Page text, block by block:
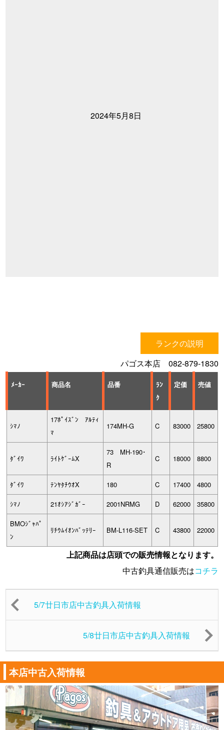
2024年5月8日
ランクの説明
パゴス本店 082-879-1830
ﾒｰｶｰ 商品名 品番
ﾗﾝ
ｸ
定価 売値
ｼﾏﾉ
17ﾎﾟｲｽﾞﾝ ｱﾙﾃｨ
ﾏ
174MH-G C 83000 25800
ﾀﾞｲﾜ ﾗｲﾄｹﾞｰﾑX
73 MH-190･
R
C 18000 8800
ﾀﾞｲﾜ ﾃﾝﾔﾀﾁｳｵX 180 C 17400 4800
ｼﾏﾉ 21ｵｼｱｼﾞｶﾞｰ 2001NRMG D 62000 35800
BMOｼﾞｬﾊﾟ
ﾝ
ﾘﾁｳﾑｲｵﾝﾊﾞｯﾃﾘｰ BM-L116-SET C 43800 22000
上記商品は店頭での販売情報となります。
中古釣具通信販売はコチラ
5/7廿日市店中古釣具入荷情報
5/8廿日市店中古釣具入荷情報
本店中古入荷情報